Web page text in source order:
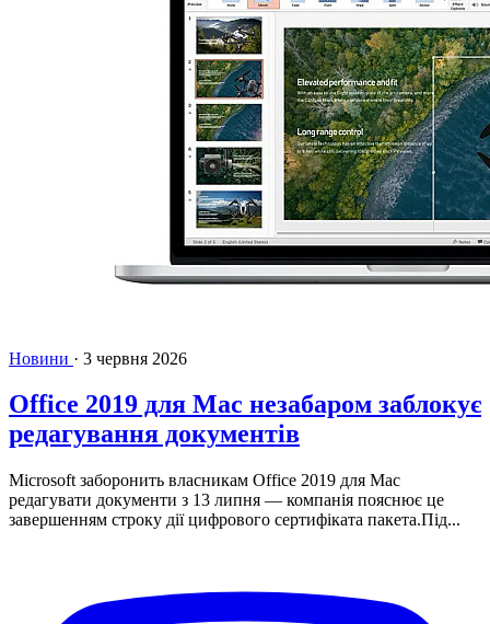
Новини · 3 червня 2026
Office 2019 для Mac незабаром заблокує
редагування документів
Microsoft заборонить власникам Office 2019 для Mac
редагувати документи з 13 липня — компанія пояснює це
завершенням строку дії цифрового сертифіката пакета.Під...